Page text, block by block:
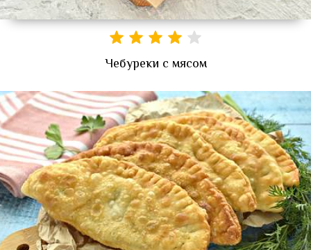
Чебуреки с мясом